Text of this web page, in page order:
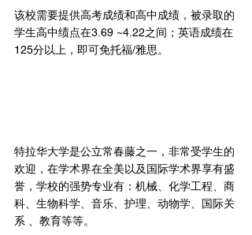
该校需要提供高考成绩和高中成绩，被录取的
学生高中绩点在3.69 ~4.22之间；英语成绩在
125分以上，即可免托福/雅思。
特拉华大学是公立常春藤之一，非常受学生的
欢迎，在学术界在全美以及国际学术界享有盛
誉，学校的强势专业有：机械、化学工程、商
科、生物科学、音乐、护理、动物学、国际关
系 、教育等等。